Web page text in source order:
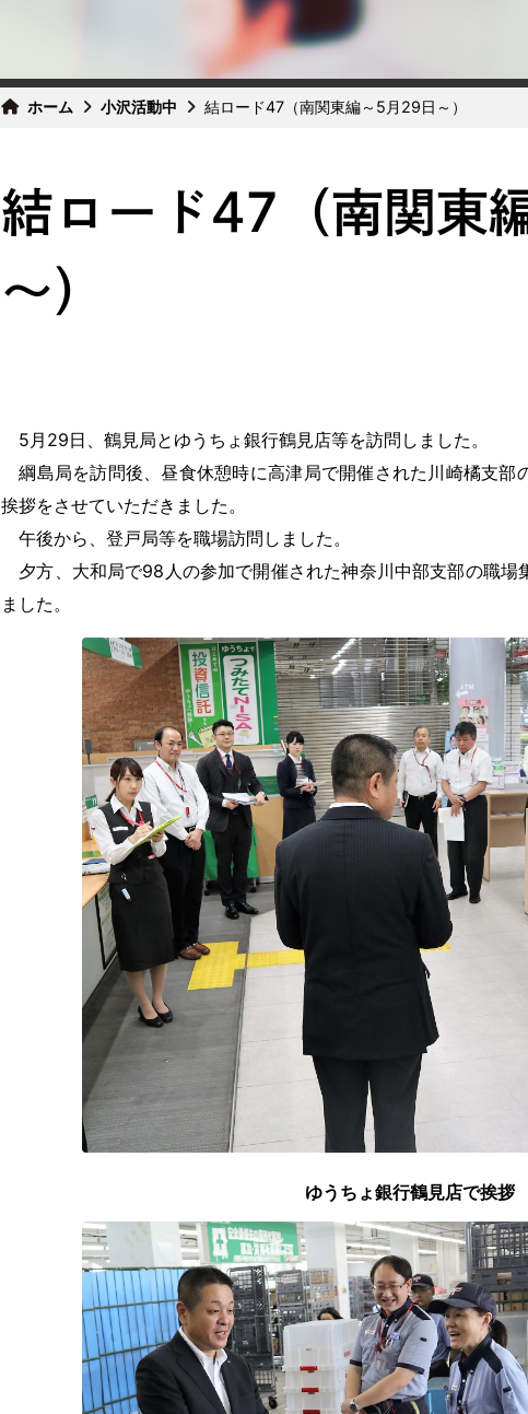
ホーム 小沢活動中 結ロード47（南関東編～5月29日～）
結ロード47（南関東
～）
5月29日、鶴見局とゆうちょ銀行鶴見店等を訪問しました。
綱島局を訪問後、昼食休憩時に高津局で開催された川崎橘支部
挨拶をさせていただきました。
午後から、登戸局等を職場訪問しました。
夕方、大和局で98人の参加で開催された神奈川中部支部の職場
ました。
ゆうちょ銀行鶴見店で挨拶